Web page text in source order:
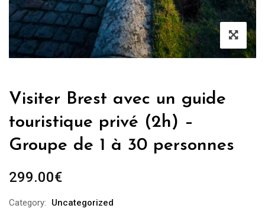
Visiter Brest avec un guide
touristique privé (2h) –
Groupe de 1 à 30 personnes
299.00€
Category:
Uncategorized